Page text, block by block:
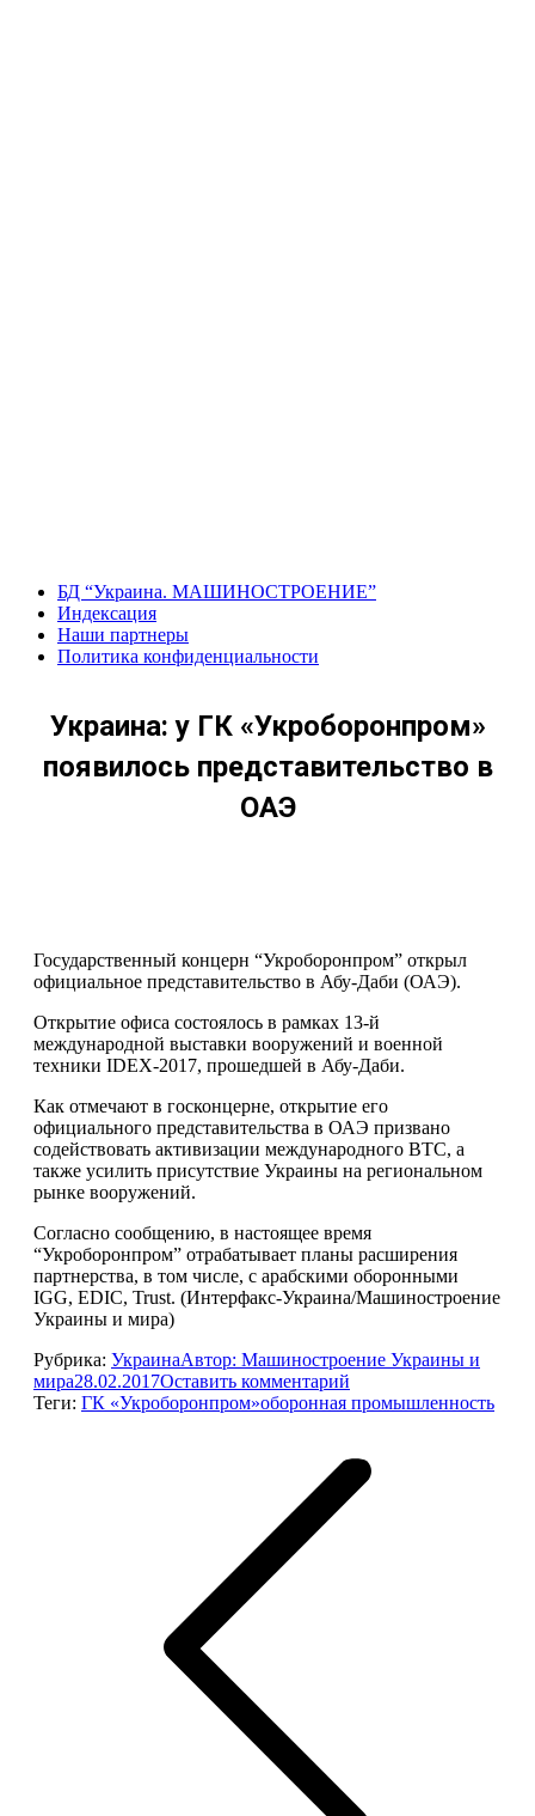
содержанию
БД “Украина. МАШИНОСТРОЕНИЕ”
Индекcация
Наши партнеры
Политика конфиденциальности
Украина: у ГК «Укроборонпром»
появилось представительство в
ОАЭ
Государственный концерн “Укроборонпром” открыл
официальное представительство в Абу-Даби (ОАЭ).
Открытие офиса состоялось в рамках 13-й
международной выставки вооружений и военной
техники IDEX-2017, прошедшей в Абу-Даби.
Как отмечают в госконцерне, открытие его
официального представительства в ОАЭ призвано
содействовать активизации международного ВТС, а
также усилить присутствие Украины на региональном
рынке вооружений.
Согласно сообщению, в настоящее время
“Укроборонпром” отрабатывает планы расширения
партнерства, в том числе, с арабскими оборонными
IGG, EDIC, Trust. (Интерфакс-Украина/Машиностроение
Украины и мира)
Рубрика: УкраинаАвтор: Машиностроение Украины и
мира28.02.2017Оставить комментарий
Теги: ГК «Укроборонпром»оборонная промышленность